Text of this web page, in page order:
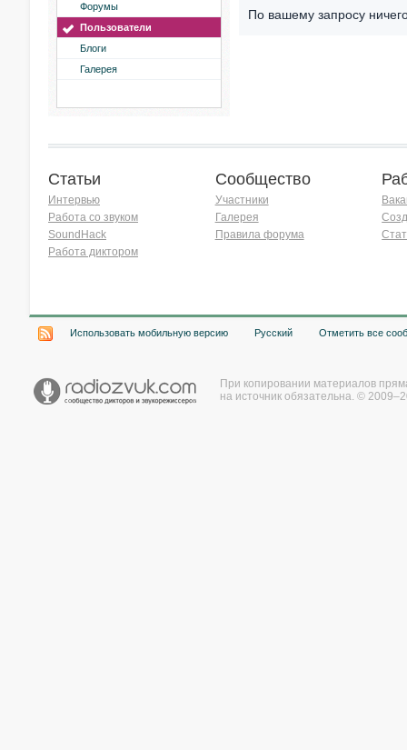
Форумы
Пользователи
Блоги
Галерея
По вашему запросу
Статьи
Интервью
Работа со звуком
SoundHack
Работа диктором
Сообщество
Участники
Галерея
Правила форума
Использовать мобильную версию Русский Отметить все
При копировании материалов
на источник обязательна. ©